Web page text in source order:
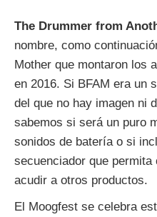
The Drummer from
nombre, como
Mother que montaron los
en 2016. Si BFAM era un
del que no hay imagen ni
sabemos si será un puro
sonidos de batería o si
secuenciador que
acudir a otros productos.
El Moogfest se celebra